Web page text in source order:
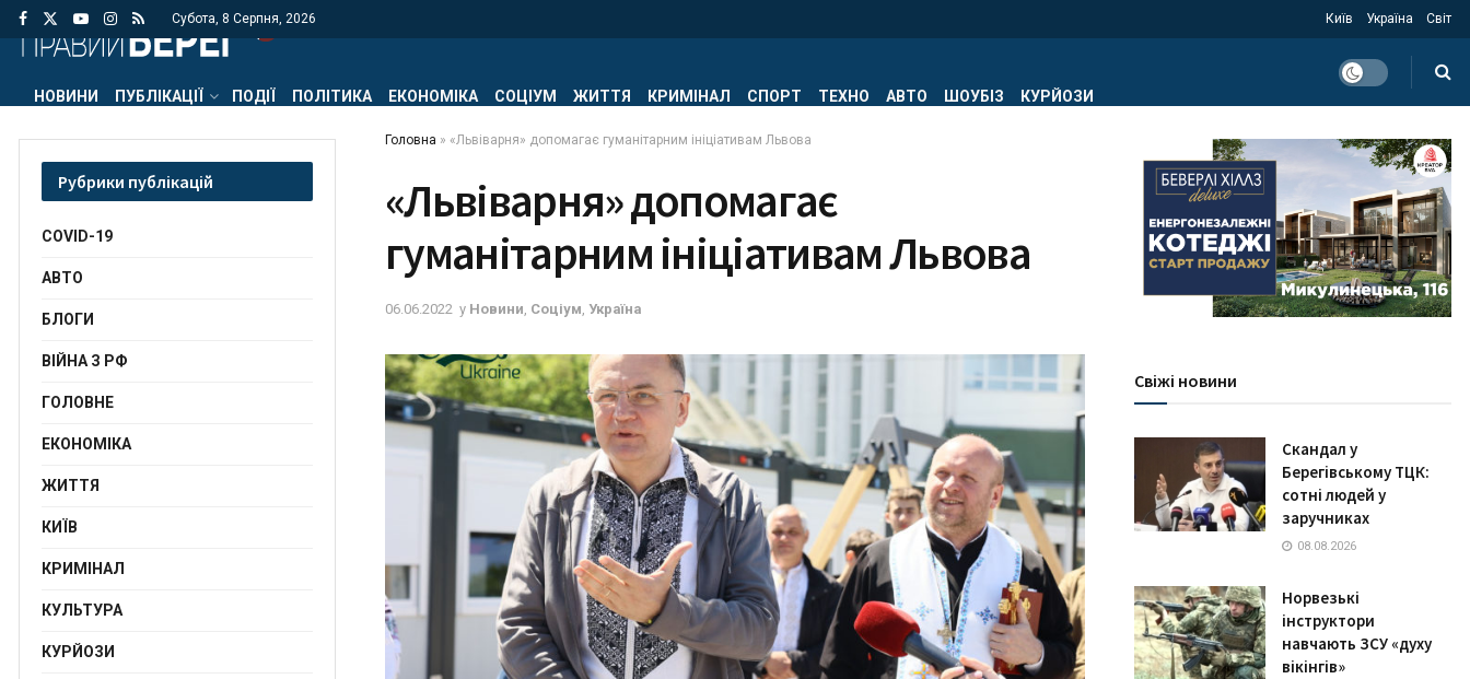
Субота, 8 Серпня, 2026 Київ Україна Світ
НОВИНИ ПУБЛІКАЦІЇ ПОДІЇ ПОЛІТИКА ЕКОНОМІКА СОЦІУМ ЖИТТЯ КРИМІНАЛ СПОРТ ТЕХНО АВТО ШОУБІЗ КУРЙОЗИ
Головна » «Львівaрня» допомaгaє гумaнітaрним ініціaтивaм Львовa
«Львівaрня» допомaгaє
гумaнітaрним ініціaтивaм Львовa
06.06.2022 у Новини Соціум Україна
Рубрики публікацій
COVID-19
АВТО
БЛОГИ
ВІЙНА З РФ
ГОЛОВНЕ
ЕКОНОМІКА
ЖИТТЯ
КИЇВ
КРИМІНАЛ
КУЛЬТУРА
КУРЙОЗИ
Свіжі новини
Скандал у
Берегівському ТЦК:
сотні людей у
заручниках
08.08.2026
Норвезькі
інструктори
навчають ЗСУ «духу
вікінгів»